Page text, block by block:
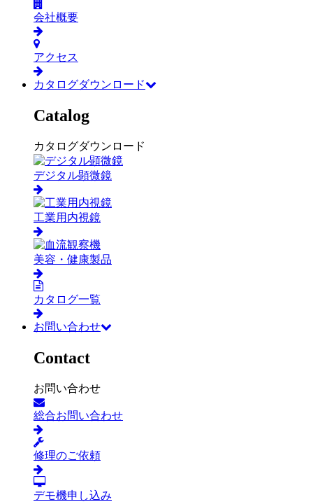
会社概要
アクセス
カタログダウンロード
Catalog
カタログダウンロード
デジタル顕微鏡
工業用内視鏡
美容・健康製品
カタログ一覧
お問い合わせ
Contact
お問い合わせ
総合お問い合わせ
修理のご依頼
デモ機申し込み